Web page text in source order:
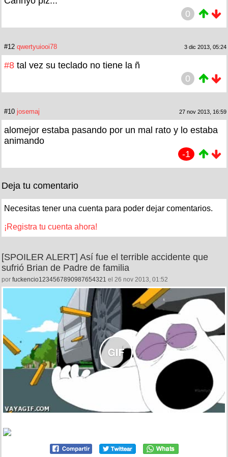
0
#12 qwertyuiooi78 3 dic 2013, 05:24
#8 tal vez su teclado no tiene la ñ
0
#10 josemaj 27 nov 2013, 16:59
alomejor estaba pasando por un mal rato y lo estaba
animando
-1
Deja tu comentario
Necesitas tener una cuenta para poder dejar comentarios.
¡Registra tu cuenta ahora!
[SPOILER ALERT] Así fue el terrible accidente que
sufrió Brian de Padre de familia
por fuckencio1234567890987654321 el 26 nov 2013, 01:52